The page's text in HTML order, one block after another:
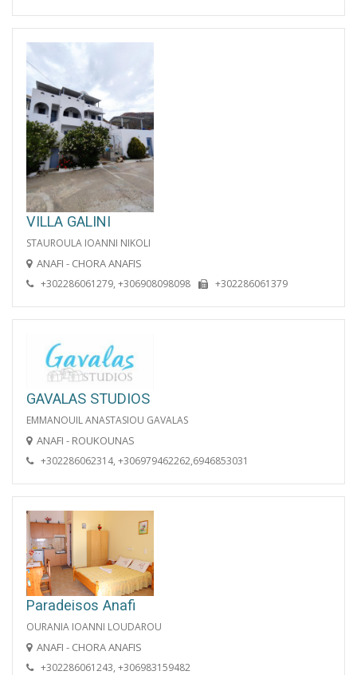
VILLA GALINI
STAUROULA IOANNI NIKOLI
ANAFI - CHORA ANAFIS
+302286061279, +306908098098 +302286061379
GAVALAS STUDIOS
EMMANOUIL ANASTASIOU GAVALAS
ANAFI - ROUKOUNAS
+302286062314, +306979462262,6946853031
Paradeisos Anafi
OURANIA IOANNI LOUDAROU
ANAFI - CHORA ANAFIS
+302286061243, +306983159482